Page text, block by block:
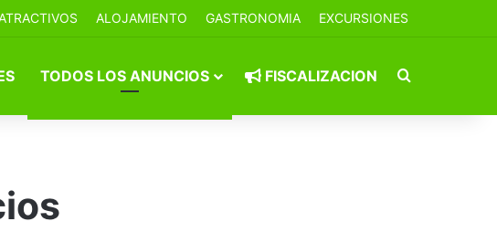
ALOJAMIENTO GASTRONOMIA EXCURSIONES
TODOS LOS ANUNCIOS FISCALIZACION Buscar por